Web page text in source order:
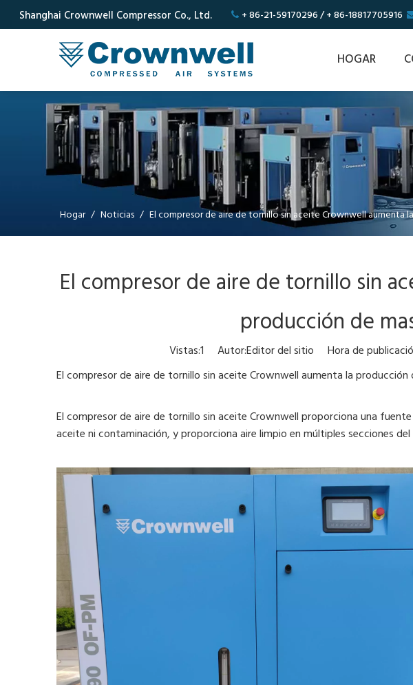
Shanghai Crownwell Compressor Co., Ltd.  + 86-21-59170296 / + 86-18817705916
HOGAR
Hogar / Noticias / El compresor de aire de tornillo sin aceite Crownwell aumenta
El compresor de aire de tornillo sin
producción de
Vistas:1 Autor:Editor del sitio Hora de
El compresor de aire de tornillo sin aceite Crownwell aumenta la producción
El compresor de aire de tornillo sin aceite Crownwell proporciona una
aceite ni contaminación, y proporciona aire limpio en múltiples secciones